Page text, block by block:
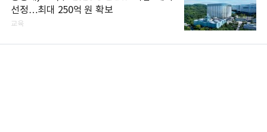
선정…최대 250억 원 확보
교육